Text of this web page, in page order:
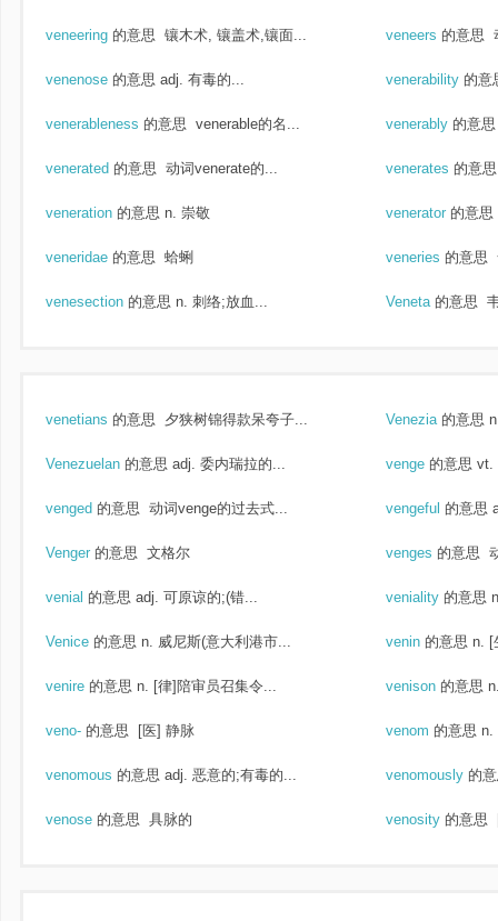
veneering 的意思 镶木术, 镶盖术,镶面... veneers 的意思
venenose 的意思 adj. 有毒的... venerability 的意
venerableness 的意思 venerable的名... venerably 的意思
venerated 的意思 动词venerate的... venerates 的意思
veneration 的意思 n. 崇敬 venerator 的意思
veneridae 的意思 蛤蜊 veneries 的意思
venesection 的意思 n. 刺络;放血... Veneta 的意思
venetians 的意思 夕狭树锦得款呆夸子... Venezia 的意思
Venezuelan 的意思 adj. 委内瑞拉的... venge 的意思 vt.
venged 的意思 动词venge的过去式... vengeful 的意思
Venger 的意思 文格尔 venges 的意思
venial 的意思 adj. 可原谅的;(错... veniality 的意思
Venice 的意思 n. 威尼斯(意大利港市... venin 的意思 n. [
venire 的意思 n. [律]陪审员召集令... venison 的意思
veno- 的意思 [医] 静脉 venom 的意思 n.
venomous 的意思 adj. 恶意的;有毒的... venomously 的
venose 的意思 具脉的 venosity 的意思